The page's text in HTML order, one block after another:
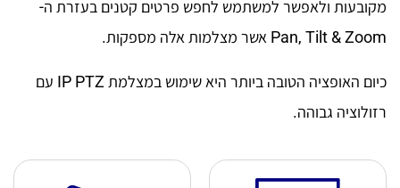
מקובעות ולאפשר למשתמש לחפש פרטים קטנים בעזרת ה-
Pan, Tilt & Zoom אשר מצלמות אלה מספקות.
כיום האופציה הטובה ביותר היא שימוש במצלמת IP PTZ עם
רזולוציה גבוהה.